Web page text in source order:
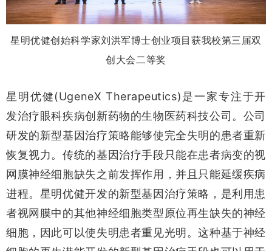
星明优健创始科学家刘洪军博士创业项目获我校第三届双
创大会二等奖
星明优健 (UgeneX Therapeutics) 是一家专注于开
发治疗眼科疾病创新药物的生物医药科技公司。公司
研发的新型基因治疗策略能够使完全失明的患者重新
恢复视力。传统的基因治疗手段只能在患者病变的视
网膜神经细胞缺失之前发挥作用，并且只能延缓疾病
进程。星明优健开发的新型基因治疗策略，是利用患
者视网膜中的其他神经细胞类型原位再生缺失的神经
细胞，因此可以使失明患者重见光明。这种基于神经